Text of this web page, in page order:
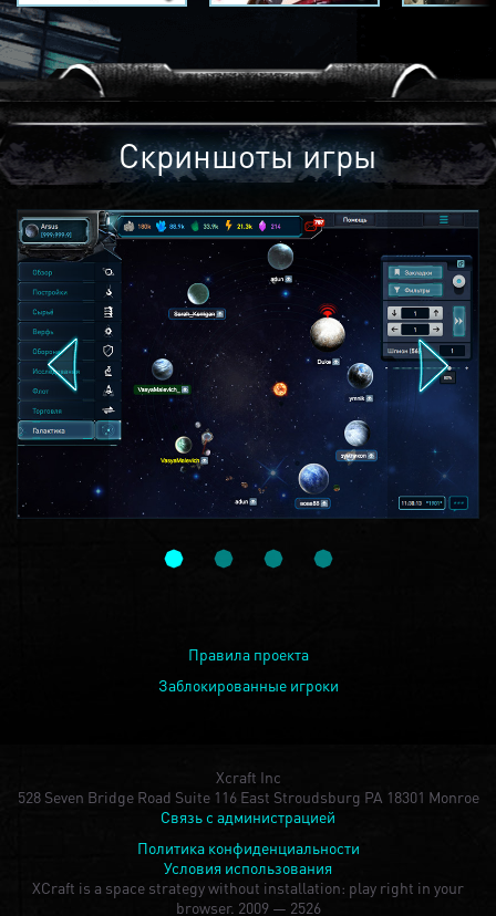
Скриншоты игры
Правила проекта
Заблокированные игроки
Xcraft Inc
528 Seven Bridge Road Suite 116 East Stroudsburg PA 18301 Monroe
Связь с администрацией
Политика конфиденциальности
Условия использования
XCraft is a space strategy without installation: play right in your
browser. 2009 — 2526